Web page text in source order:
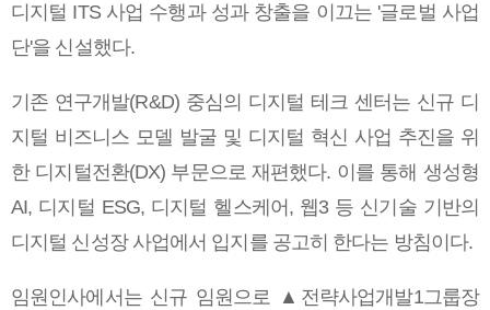
디지털 ITS 사업 수행과 성과 창출을 이끄는 '글로벌 사업
단'을 신설했다.
기존 연구개발(R&D) 중심의 디지털 테크 센터는 신규 디
지털 비즈니스 모델 발굴 및 디지털 혁신 사업 추진을 위
한 디지털전환(DX) 부문으로 재편했다. 이를 통해 생성형
AI, 디지털 ESG, 디지털 헬스케어, 웹3 등 신기술 기반의
디지털 신성장 사업에서 입지를 공고히 한다는 방침이다.
임원인사에서는 신규 임원으로 ▲전략사업개발1그룹장